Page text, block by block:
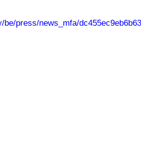
be/press/news_mfa/